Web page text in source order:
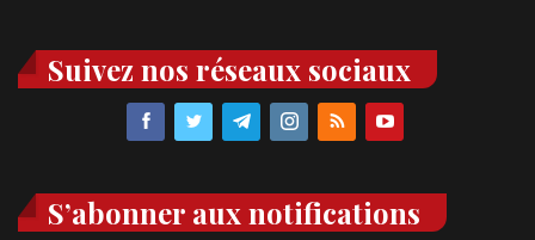
Suivez nos réseaux sociaux
S’abonner aux notifications